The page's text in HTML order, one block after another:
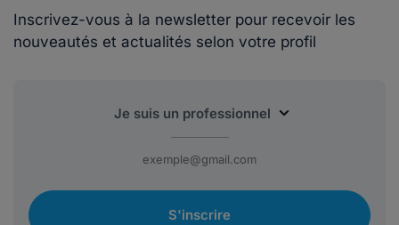
Inscrivez-vous à la newsletter pour recevoir les
nouveautés et actualités selon votre profil
S'inscrire